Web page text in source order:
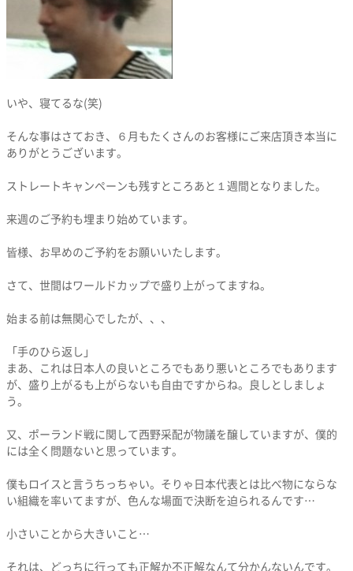
いや、寝てるな(笑)
そんな事はさておき、６月もたくさんのお客様にご来店頂き本当に
ありがとうございます。
ストレートキャンペーンも残すところあと１週間となりました。
来週のご予約も埋まり始めています。
皆様、お早めのご予約をお願いいたします。
さて、世間はワールドカップで盛り上がってますね。
始まる前は無関心でしたが、、、
「手のひら返し」
まあ、これは日本人の良いところでもあり悪いところでもあります
が、盛り上がるも上がらないも自由ですからね。良しとしましょ
う。
又、ポーランド戦に関して西野采配が物議を醸していますが、僕的
には全く問題ないと思っています。
僕もロイスと言うちっちゃい。そりゃ日本代表とは比べ物にならな
い組織を率いてますが、色んな場面で決断を迫られるんです…
小さいことから大きいこと…
それは、どっちに行っても正解か不正解なんて分かんないんです。